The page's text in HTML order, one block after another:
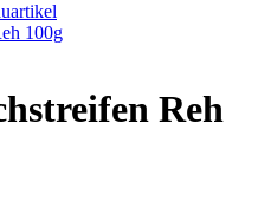
100g
Reh